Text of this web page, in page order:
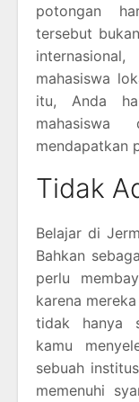
potongan
tersebut
mahasiswa
itu, Anda
mendapatkan
Tidak
Belajar di
Bahkan
perlu
karena
tidak hanya
kamu
sebuah
memenuhi